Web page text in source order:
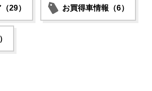
29） お買得車情報（6）